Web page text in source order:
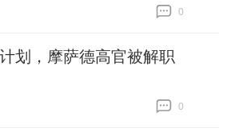
0
划，摩萨德高官被解职
0